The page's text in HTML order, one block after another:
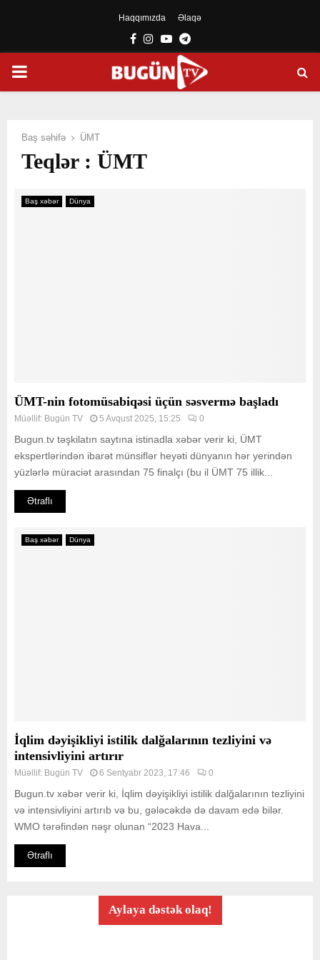
Haqqımızda Əlaqə
Facebook
Instagram
YoutubeTelegram
PRIMARY
Baş səhifə ÜMT
Teqlər : ÜMT
Baş xəbər Dünya
ÜMT-nin fotomüsabiqəsi üçün səsvermə başladı
Müəllif: Bugün TV 5 Avqust 2025, 15:25 0
Bugun.tv təşkilatın saytına istinadla xəbər verir ki, ÜMT
ekspertlərindən ibarət münsiflər heyəti dünyanın hər yerindən
yüzlərlə müraciət arasından 75 finalçı (bu il ÜMT 75 illik...
Ətraflı
Baş xəbər Dünya
İqlim dəyişikliyi istilik dalğalarının tezliyini və
intensivliyini artırır
Müəllif: Bugün TV 6 Sentyabr 2023, 17:46 0
Bugun.tv xəbər verir ki, İqlim dəyişikliyi istilik dalğalarının tezliyini
və intensivliyini artırıb və bu, gələcəkdə də davam edə bilər.
WMO tərəfindən nəşr olunan “2023 Hava...
Ətraflı
Aylaya dəstək olaq!